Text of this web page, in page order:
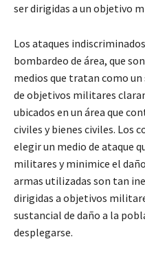
ser dirigidas a un objetivo
Los ataques
bombardeo de área, que
medios que tratan como
de objetivos militares
ubicados en un área que
civiles y bienes civiles. Los
elegir un medio de ataque
militares y minimice el
armas utilizadas son tan
dirigidas a objetivos
sustancial de daño a la
desplegarse.